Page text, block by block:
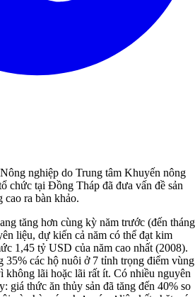
nghiệp do Trung tâm Khuyến nông
chức tại Đồng Tháp đã đưa vấn đề sản
cao ra bàn khảo.
tăng hơn cùng kỳ năm trước (đến tháng
liệu, dự kiến cả năm có thể đạt kim
1,45 tỷ USD của năm cao nhất (2008).
35% các hộ nuôi ở 7 tỉnh trọng điểm vùng
lãi hoặc lãi rất ít. Có nhiều nguyên
giá thức ăn thủy sản đã tăng đến 40% so